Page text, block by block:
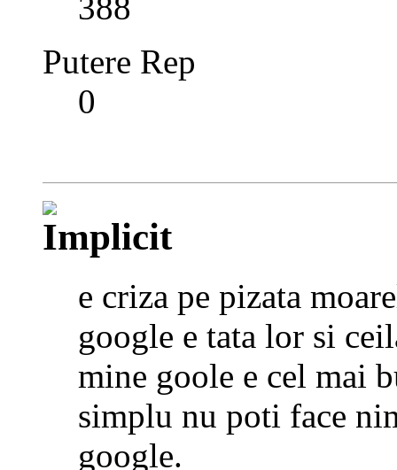
388
Putere Rep
0
e criza pe pizata
google e tata lor si
mine goole e cel mai
simplu nu poti face
google.